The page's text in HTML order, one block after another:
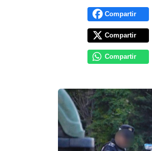
Compartir
Compartir
Compartir